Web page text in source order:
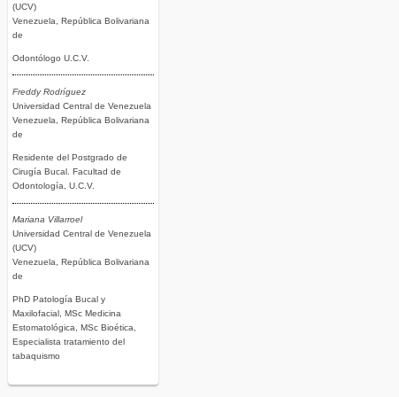
(UCV)
Venezuela, República Bolivariana
de
Odontólogo U.C.V.
Freddy Rodríguez
Universidad Central de Venezuela
Venezuela, República Bolivariana
de
Residente del Postgrado de
Cirugía Bucal. Facultad de
Odontología, U.C.V.
Mariana Villarroel
Universidad Central de Venezuela
(UCV)
Venezuela, República Bolivariana
de
PhD Patología Bucal y
Maxilofacial, MSc Medicina
Estomatológica, MSc Bioética,
Especialista tratamiento del
tabaquismo